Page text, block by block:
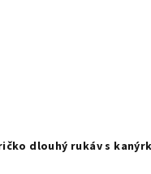
dlouhý rukáv s